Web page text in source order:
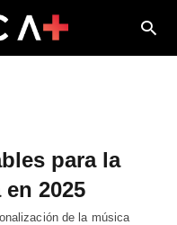
para la
2025
de la música